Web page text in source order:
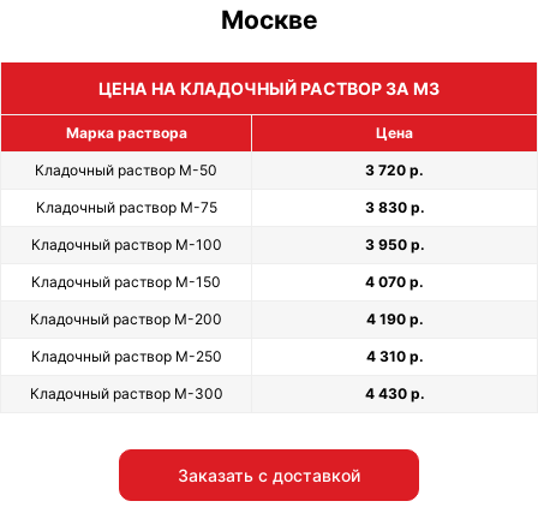
Москве
ЦЕНА НА КЛАДОЧНЫЙ РАСТВОР ЗА М3
Марка раствора Цена
Кладочный раствор М-50 3 720 р.
Кладочный раствор М-75 3 830 р.
Кладочный раствор М-100 3 950 р.
Кладочный раствор М-150 4 070 р.
Кладочный раствор М-200 4 190 р.
Кладочный раствор М-250 4 310 р.
Кладочный раствор М-300 4 430 р.
Заказать с доставкой